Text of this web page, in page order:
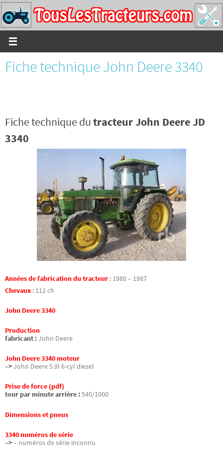
Passer
vers
le
contenu
Fiche technique John Deere 3340
Fiche technique dutracteur John Deere JD
3340
Années de fabrication du tracteur : 1980 – 1987
Chevaux : 112 ch
John Deere 3340
Production
fabricant :John Deere
John Deere 3340 moteur
–>John Deere 5.9l 6-cyl diesel
Prise de force (pdf)
tour par minute arrière :540/1000
Dimensions et pneus
3340 numéros de série
–>– numéros de série inconnu